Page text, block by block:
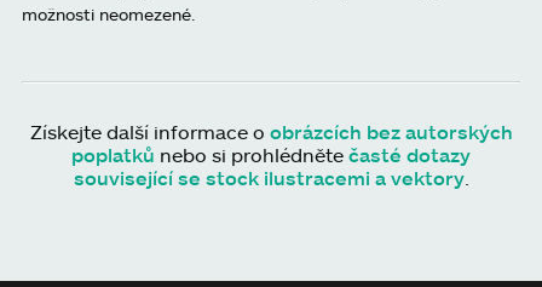
možnosti neomezené.
Získejte další informace o obrázcích bez autorských
poplatků nebo si prohlédněte časté dotazy
související se stock ilustracemi a vektory.